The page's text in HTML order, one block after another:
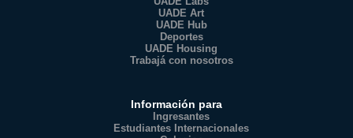
UADE Art
UADE Hub
Deportes
UADE Housing
Trabajá con nosotros
Información para
Ingresantes
Estudiantes Internacionales